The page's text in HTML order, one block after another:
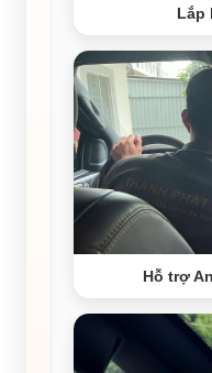
Lắp
Hỗ trợ